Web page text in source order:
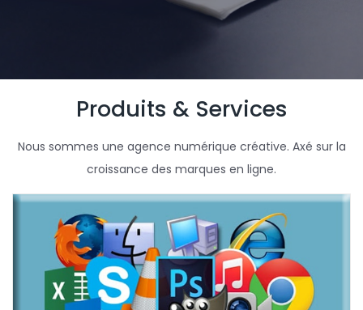
Produits & Services
Nous sommes une agence numérique créative. Axé sur la
croissance des marques en ligne.